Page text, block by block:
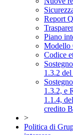
Report
Piano
Modello
Codice
1.3.2
1.3.2, e
1.1.4,
credito
>
Politica di